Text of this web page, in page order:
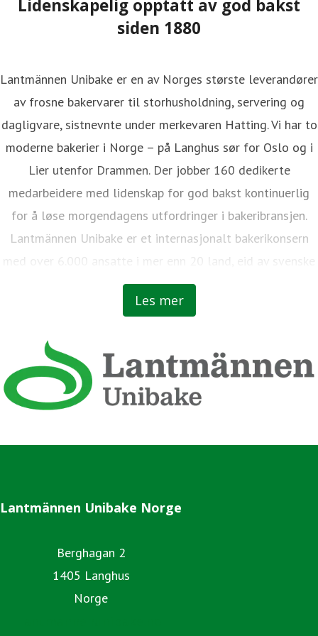
Lidenskapelig opptatt av god bakst
siden 1880
Les mer
Lantmännen Unibake er en av Norges største leverandører
av frosne bakervarer til storhusholdning, servering og
dagligvare, sistnevnte under merkevaren Hatting. Vi har to
moderne bakerier i Norge – på Langhus sør for Oslo og i
Lier utenfor Drammen. Der jobber 160 dedikerte
medarbeidere med lidenskap for god bakst kontinuerlig
for å løse morgendagens utfordringer i bakeribransjen.
Lantmännen Unibake er et internasjonalt bakerikonsern
med over 6.000 ansatte i mer enn 20 land, eid av svenske
bønder.
Lantmännen Unibake Norge
Berghagan 2
1405 Langhus
Norge